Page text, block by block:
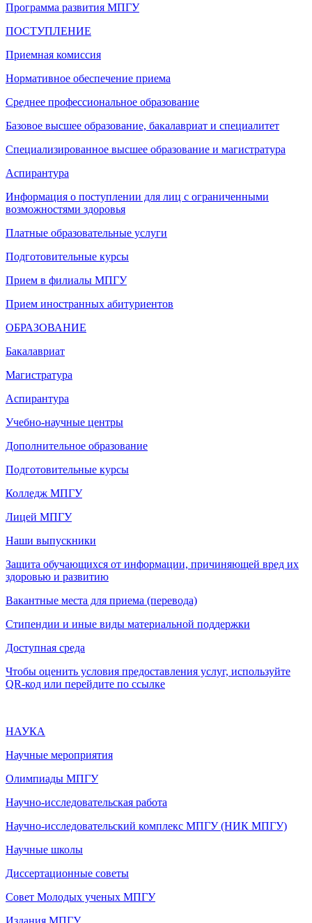
Программа развития МПГУ
ПОСТУПЛЕНИЕ
Приемная комиссия
Нормативное обеспечение приема
Среднее профессиональное образование
Базовое высшее образование, бакалавриат и специалитет
Специализированное высшее образование и магистратура
Аспирантура
Информация о поступлении для лиц с ограниченными
возможностями здоровья
Платные образовательные услуги
Подготовительные курсы
Прием в филиалы МПГУ
Прием иностранных абитуриентов
ОБРАЗОВАНИЕ
Бакалавриат
Магистратура
Аспирантура
Учебно-научные центры
Дополнительное образование
Подготовительные курсы
Колледж МПГУ
Лицей МПГУ
Наши выпускники
Защита обучающихся от информации, причиняющей вред их
здоровью и развитию
Вакантные места для приема (перевода)
Стипендии и иные виды материальной поддержки
Доступная среда
Чтобы оценить условия предоставления услуг, используйте
QR-код или перейдите по ссылке
НАУКА
Научные мероприятия
Олимпиады МПГУ
Научно-исследовательская работа
Научно-исследовательский комплекс МПГУ (НИК МПГУ)
Научные школы
Диссертационные советы
Совет Молодых ученых МПГУ
Издания МПГУ